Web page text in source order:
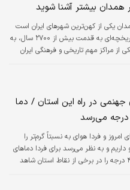
همدان بیشتر آشنا شوید
یکی از کهن‌ترین شهرهای ایران است
که با تاریخچه‌ای به قدمت بیش از ۲۷۰۰ سال، به
از مراکز مهم تاریخی و فرهنگی ایران
جهنمی در راه این استان / دما
امروز و فردا هوای به نسبتاً گرم‌تر را
و به نظر می‌رسد برای فردا دماهای
۴۰ و ۴۱ درجه را در برخی از نقاط استان شاهد